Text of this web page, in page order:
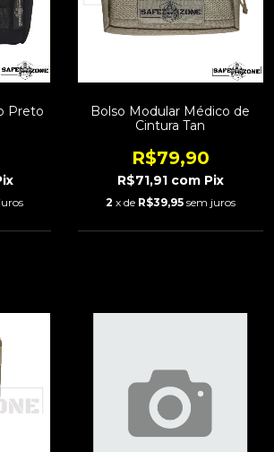
Preto
Bolso Modular Médico de
Cintura Tan
R$79,90
R$71,91 com Pix
2 x de R$39,95 sem juros